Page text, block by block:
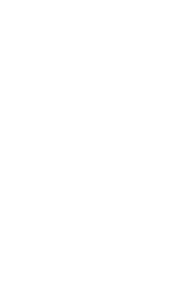
Token智能
推动单位
用层：决定
ToolCalling
统聊天场景
为Token需
Token：模
代的产业价
模型：AI
型：企业级
空间智能